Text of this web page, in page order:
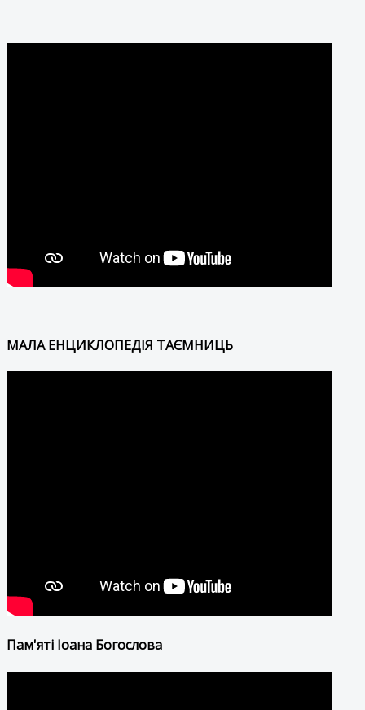
МАЛА ЕНЦИКЛОПЕДІЯ ТАЄМНИЦЬ
Пам'яті Іоана Богослова